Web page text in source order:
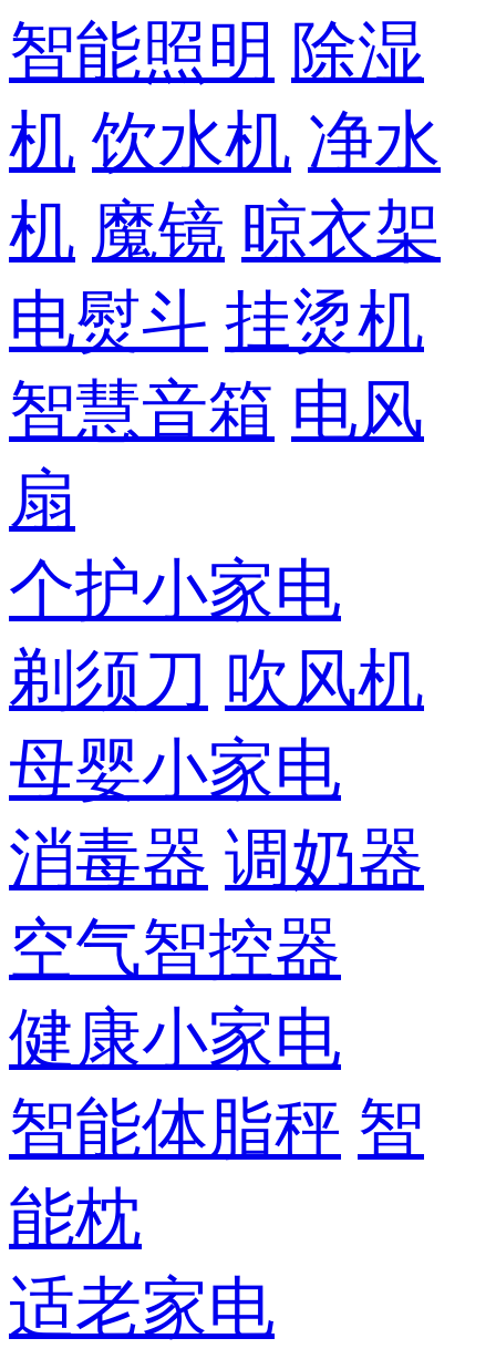
智能照明 除湿
机 饮水机 净水
机 魔镜 晾衣架
电熨斗 挂烫机
智慧音箱 电风
扇
个护小家电
剃须刀 吹风机
母婴小家电
消毒器 调奶器
空气智控器
健康小家电
智能体脂秤 智
能枕
适老家电